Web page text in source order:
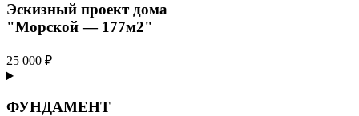
Эскизный проект дома
"Морской — 177м2"
25 000 ₽
ФУНДАМЕНТ